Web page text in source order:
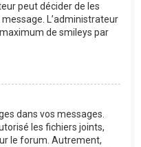
peut décider de les
L’administrateur
de smileys par
dans vos messages.
les fichiers joints,
le forum. Autrement,